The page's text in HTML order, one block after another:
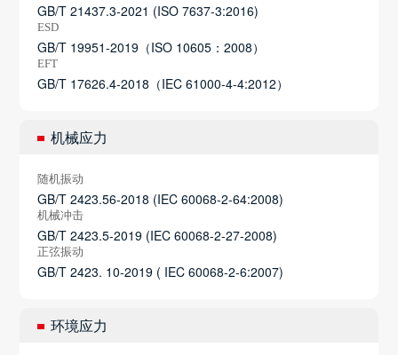
GB/T 21437.3-2021 (ISO 7637-3:2016)
ESD
GB/T 19951-2019（ISO 10605：2008）
EFT
GB/T 17626.4-2018（IEC 61000-4-4:2012）
机械应力
随机振动
GB/T 2423.56-2018 (IEC 60068-2-64:2008)
机械冲击
GB/T 2423.5-2019 (IEC 60068-2-27-2008)
正弦振动
GB/T 2423. 10-2019 ( IEC 60068-2-6:2007)
环境应力